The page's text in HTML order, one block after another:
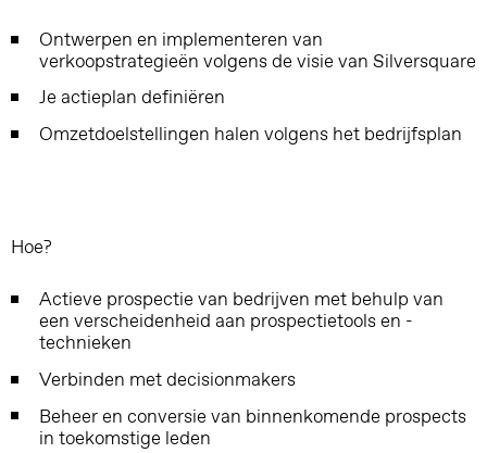
Ontwerpen en implementeren van
verkoopstrategieën volgens de visie van Silversquare
Je actieplan definiëren
Omzetdoelstellingen halen volgens het bedrijfsplan
Hoe?
Actieve prospectie van bedrijven met behulp van
een verscheidenheid aan prospectietools en -
technieken
Verbinden met decisionmakers
Beheer en conversie van binnenkomende prospects
in toekomstige leden